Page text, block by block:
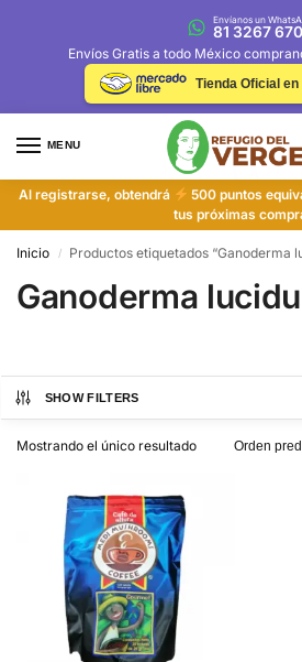
Envíanos un
81 3267
Envíos Gratis a todo México
Tienda Oficial
MENU
Al registrarse, obtendrá
500 puntos
tus próximas
Inicio / Productos etiquetados “Ganoderma
Ganoderma
SHOW FILTERS
Mostrando el único resultado